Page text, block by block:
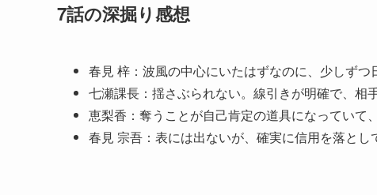
7話の深掘り感想
春見 梓：波風の中心にいたはずなのに、少しずつ
七瀬課長：揺さぶられない。線引きが明確で、相
恵梨香：奪うことが自己肯定の道具になっていて
春見 宗吾：表には出ないが、確実に信用を落とし